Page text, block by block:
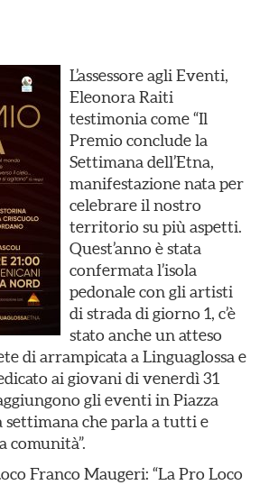
L’assessore agli Eventi,
Eleonora Raiti
testimonia come “Il
Premio conclude la
Settimana dell’Etna,
manifestazione nata per
celebrare il nostro
territorio su più aspetti.
Quest’anno è stata
confermata l’isola
pedonale con gli artisti
di strada di giorno 1, c’è
stato anche un atteso
di arrampicata a Linguaglossa e
ai giovani di venerdì 31
gli eventi in Piazza
settimana che parla a tutti e
comunità”.
Franco Maugeri: “La Pro Loco